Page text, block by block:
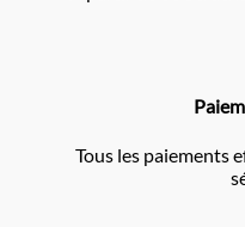
Tous les paiements